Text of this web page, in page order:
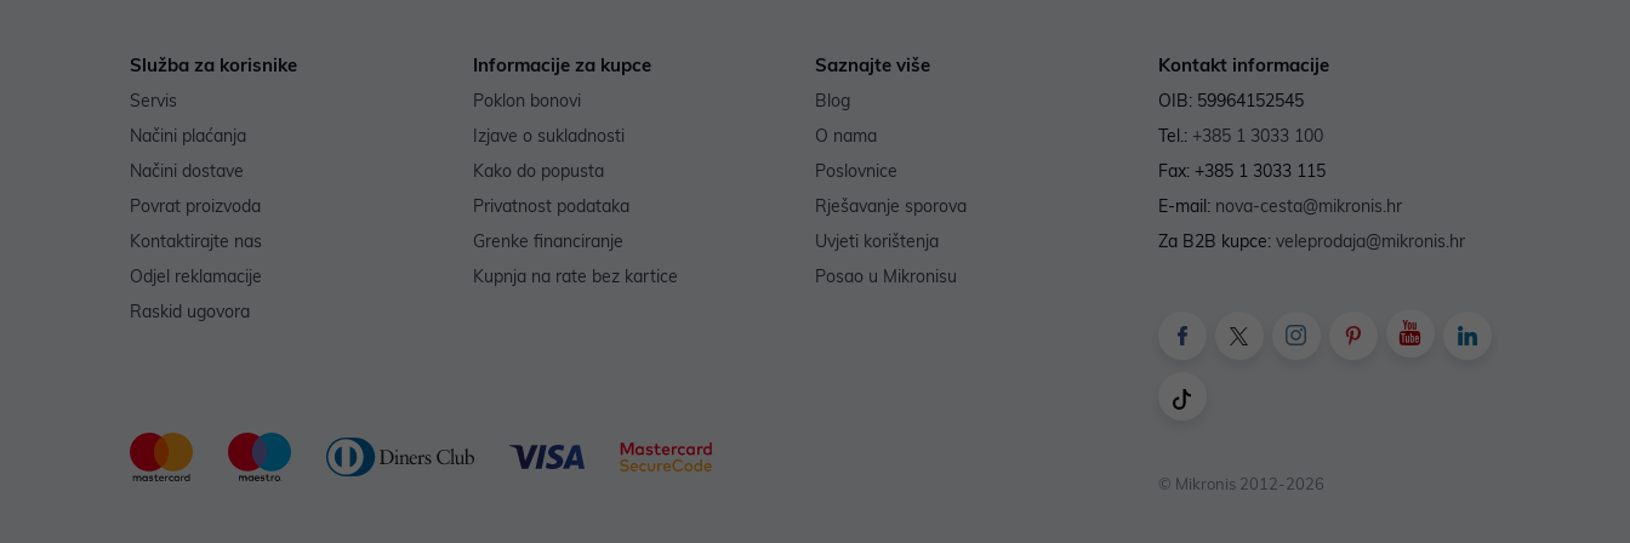
Služba za korisnike
Servis
Načini plaćanja
Načini dostave
Povrat proizvoda
Kontaktirajte nas
Odjel reklamacije
Raskid ugovora
Informacije za kupce
Poklon bonovi
Izjave o sukladnosti
Kako do popusta
Privatnost podataka
Grenke financiranje
Kupnja na rate bez kartice
Saznajte više
Blog
O nama
Poslovnice
Rješavanje sporova
Uvjeti korištenja
Posao u Mikronisu
Kontakt informacije
OIB: 59964152545
Tel.: +385 1 3033 100
Fax: +385 1 3033 115
E-mail: nova-cesta@mikronis.hr
Za B2B kupce: veleprodaja@mikronis.hr
© Mikronis 2012-2026